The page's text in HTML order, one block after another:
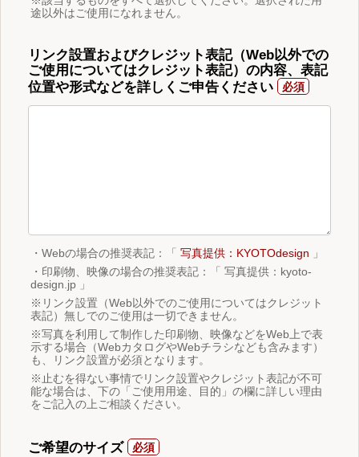
途以外はご使用になれません。
リンク設置およびクレジット表記（Web以外での
ご使用についてはクレジット表記）の内容、表記
位置や形式などを詳しくご申告ください
・Webの場合の推奨表記：「 写真提供：KYOTOdesign 」
・印刷物、映像の場合の推奨表記：「 写真提供：kyoto-
design.jp 」
※リンク設置（Web以外でのご使用についてはクレジット
表記）無しでのご使用は一切できません。
※写真を利用して制作した印刷物、映像などをWeb上で表
示する場合（WebカタログやWebチラシなども含みます）
も、リンク設置が必須となります。
※止むを得ない事情でリンク設置やクレジット表記が不可
能な場合は、下の「ご使用用途、目的」の欄に詳しい理由
をご記入の上ご相談ください。
ご希望のサイズ